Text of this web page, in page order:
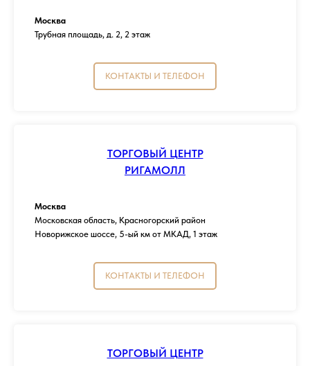
Москва
Трубная площадь, д. 2, 2 этаж
КОНТАКТЫ И ТЕЛЕФОН
ТОРГОВЫЙ ЦЕНТР
РИГАМОЛЛ
Москва
Московская область, Красногорский район
Новорижское шоссе, 5-ый км от МКАД, 1 этаж
КОНТАКТЫ И ТЕЛЕФОН
ТОРГОВЫЙ ЦЕНТР